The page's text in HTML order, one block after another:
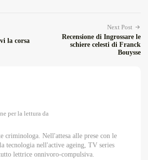
la corsa
Next Post
Recensione di Ingrossare le
schiere celesti di Franck
Bouysse
per la lettura da
criminologa. Nell'attesa alle prese con le
tecnologia nell'active ageing, TV series
lettrice onnivoro-compulsiva.